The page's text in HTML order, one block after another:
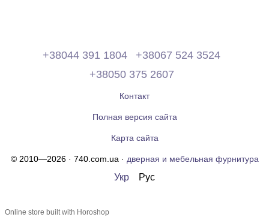
+38044 391 1804
+38067 524 3524
+38050 375 2607
Контакт
Полная версия сайта
Карта сайта
© 2010—2026 · 740.com.ua · дверная и мебельная фурнитура
Укр Рус
Online store built with Horoshop